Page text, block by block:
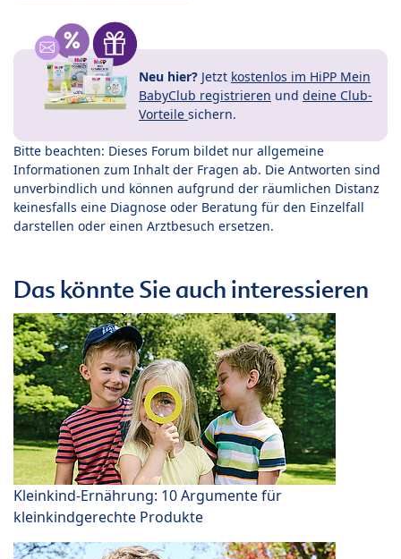
Neu hier? Jetzt kostenlos im HiPP Mein
BabyClub registrieren und deine Club-
Vorteile sichern.
Bitte beachten: Dieses Forum bildet nur allgemeine
Informationen zum Inhalt der Fragen ab. Die Antworten sind
unverbindlich und können aufgrund der räumlichen Distanz
keinesfalls eine Diagnose oder Beratung für den Einzelfall
darstellen oder einen Arztbesuch ersetzen.
Das könnte Sie auch interessieren
Kleinkind-Ernährung: 10 Argumente für
kleinkindgerechte Produkte